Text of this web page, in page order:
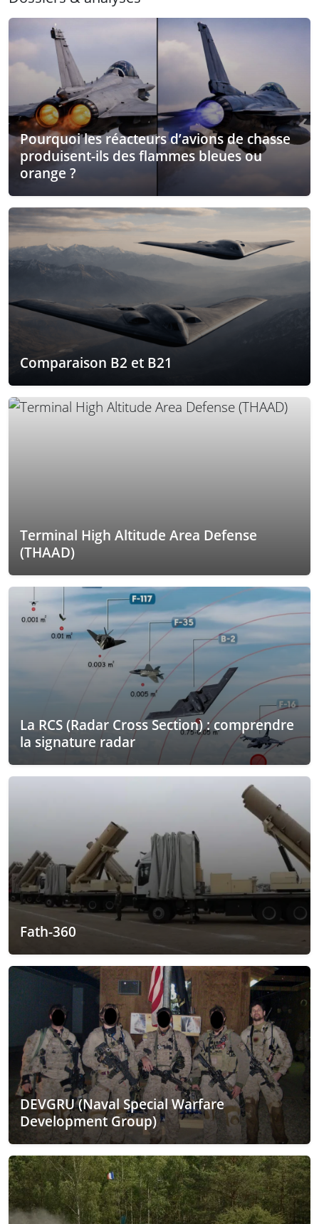
Pourquoi les réacteurs d’avions de chasse
produisent-ils des flammes bleues ou
orange ?
Comparaison B2 et B21
Terminal High Altitude Area Defense
(THAAD)
La RCS (Radar Cross Section) : comprendre
la signature radar
Fath-360
DEVGRU (Naval Special Warfare
Development Group)